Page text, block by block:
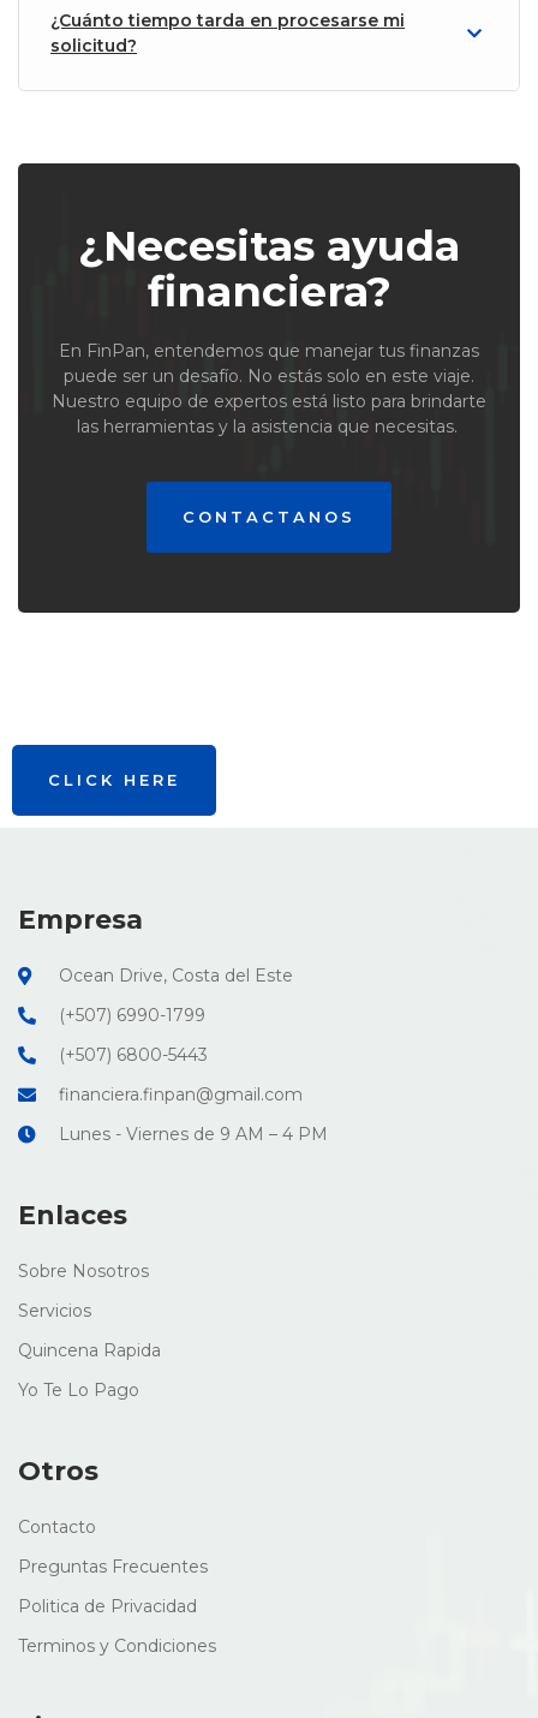
¿Cuánto tiempo tarda en procesarse mi
solicitud?
¿Necesitas ayuda
financiera?
En FinPan, entendemos que manejar tus finanzas
puede ser un desafío. No estás solo en este viaje.
Nuestro equipo de expertos está listo para brindarte
las herramientas y la asistencia que necesitas.
CONTACTANOS
CLICK HERE
Empresa
Ocean Drive, Costa del Este
(+507) 6990-1799
(+507) 6800-5443
financiera.finpan@gmail.com
Lunes - Viernes de 9 AM – 4 PM
Enlaces
Sobre Nosotros
Servicios
Quincena Rapida
Yo Te Lo Pago
Otros
Contacto
Preguntas Frecuentes
Politica de Privacidad
Terminos y Condiciones